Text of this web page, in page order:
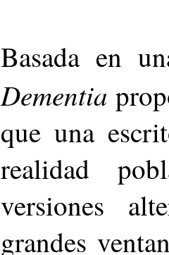
Basada en
Dementia
que una
realidad
versiones
grandes